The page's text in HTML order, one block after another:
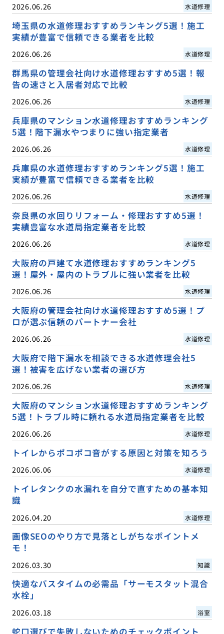
2026.06.26 水道修理
埼玉県の水道修理おすすめランキング5選！施工
実績が豊富で信頼できる業者を比較
2026.06.26 水道修理
群馬県の管理会社向け水道修理おすすめ5選！報
告の速さと入居者対応で比較
2026.06.26 水道修理
兵庫県のマンション水道修理おすすめランキング
5選！階下漏水やつまりに強い指定業者
2026.06.26 水道修理
兵庫県の水道修理おすすめランキング5選！施工
実績が豊富で信頼できる業者を比較
2026.06.26 水道修理
奈良県の水回りリフォーム・修理おすすめ5選！
実績豊富な水道局指定業者を比較
2026.06.26 水道修理
大阪府の戸建て水道修理おすすめランキング5
選！屋外・屋内のトラブルに強い業者を比較
2026.06.26 水道修理
大阪府の管理会社向け水道修理おすすめ5選！プ
ロが選ぶ信頼のパートナー会社
2026.06.26 水道修理
大阪府で階下漏水を相談できる水道修理会社5
選！被害を広げない業者の選び方
2026.06.26 水道修理
大阪府のマンション水道修理おすすめランキング
5選！トラブル時に頼れる水道局指定業者を比較
2026.06.26 水道修理
トイレからポコポコ音がする原因と対策を知ろう
2026.06.06 水道修理
トイレタンクの水漏れを自分で直すための基本知
識
2026.04.20 水道修理
画像SEOのやり方で見落としがちなポイントメ
モ！
2026.03.30 知識
快適なバスタイムの必需品「サーモスタット混合
水栓」
2026.03.18 浴室
蛇口選びで失敗しないためのチェックポイント